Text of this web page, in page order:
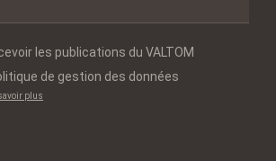
les publications du VALTOM
de gestion des données
plus